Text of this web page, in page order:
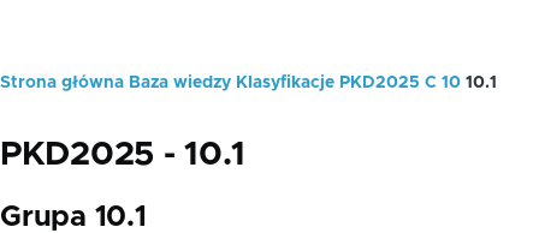
Ścieżka
Strona główna Baza wiedzy Klasyfikacje PKD2025 C 10 10.1
PKD2025 - 10.1
Grupa 10.1